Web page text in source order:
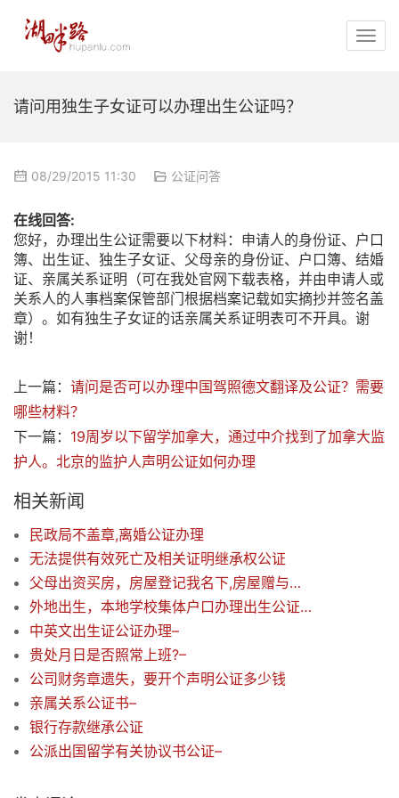
请问用独生子女证可以办理出生公证吗？
08/29/2015 11:30 公证问答
在线回答:
您好，办理出生公证需要以下材料：申请人的身份证、户口
簿、出生证、独生子女证、父母亲的身份证、户口簿、结婚
证、亲属关系证明（可在我处官网下载表格，并由申请人或
关系人的人事档案保管部门根据档案记载如实摘抄并签名盖
章）。如有独生子女证的话亲属关系证明表可不开具。谢
谢！
上一篇： 请问是否可以办理中国驾照德文翻译及公证？需要
哪些材料？
下一篇： 19周岁以下留学加拿大，通过中介找到了加拿大监
护人。北京的监护人声明公证如何办理
相关新闻
民政局不盖章,离婚公证办理
无法提供有效死亡及相关证明继承权公证
父母出资买房，房屋登记我名下,房屋赠与公证
外地出生，本地学校集体户口办理出生公证需要生么材料–
中英文出生证公证办理–
贵处月日是否照常上班?–
公司财务章遗失，要开个声明公证多少钱
亲属关系公证书–
银行存款继承公证
公派出国留学有关协议书公证–